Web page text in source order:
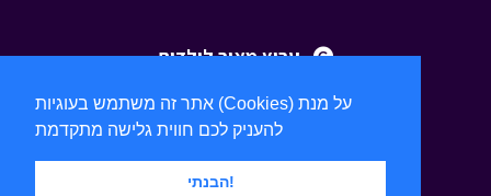
אתר זה משתמש בעוגיות (Cookies) על מנת
הבנתי!
ערוץ מאיר לילדים